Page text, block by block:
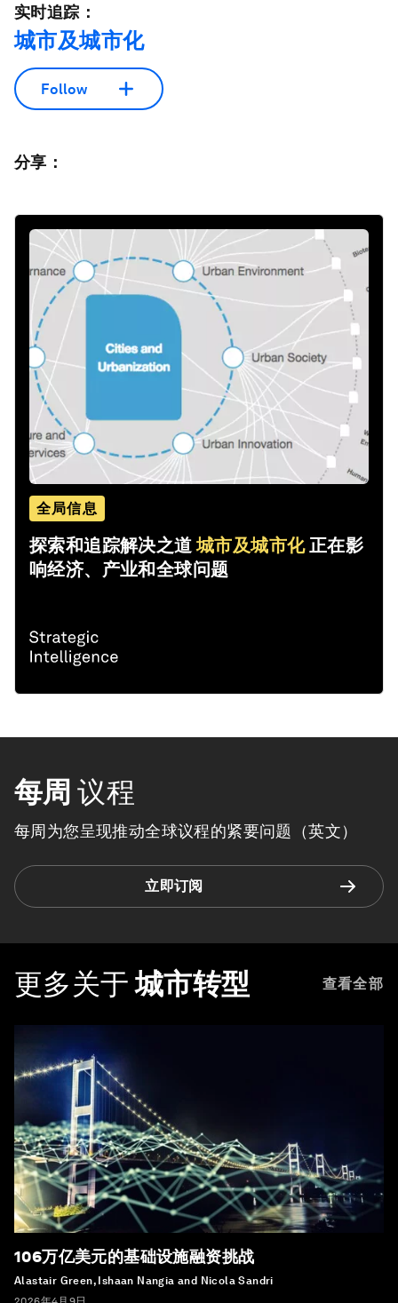
实时追踪：
城市及城市化
Follow
分享：
全局信息
探索和追踪解决之道城市及城市化正在影
响经济、产业和全球问题
每周 议程
每周为您呈现推动全球议程的紧要问题（英文）
立即订阅
更多关于 城市转型 查看全部
106万亿美元的基础设施融资挑战
Alastair Green, Ishaan Nangia and Nicola Sandri